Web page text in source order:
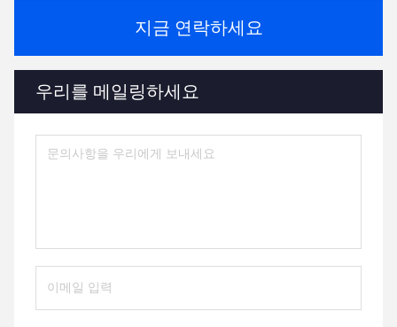
지금 연락하세요
우리를 메일링하세요